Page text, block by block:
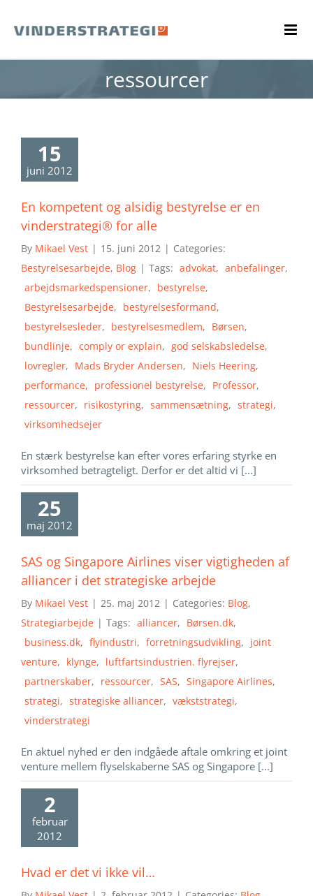
content
ressourcer
15
juni 2012
En kompetent og alsidig bestyrelse er en
vinderstrategi® for alle
By Mikael Vest | 15. juni 2012 | Categories:
Bestyrelsesarbejde, Blog | Tags: advokat, anbefalinger,
arbejdsmarkedspensioner, bestyrelse,
Bestyrelsesarbejde, bestyrelsesformand,
bestyrelsesleder, bestyrelsesmedlem, Børsen,
bundlinje, comply or explain, god selskabsledelse,
lovregler, Mads Bryder Andersen, Niels Heering,
performance, professionel bestyrelse, Professor,
ressourcer, risikostyring, sammensætning, strategi,
virksomhedsejer
En stærk bestyrelse kan efter vores erfaring styrke en
virksomhed betragteligt. Derfor er det altid vi [...]
25
maj 2012
SAS og Singapore Airlines viser vigtigheden af
alliancer i det strategiske arbejde
By Mikael Vest | 25. maj 2012 | Categories: Blog,
Strategiarbejde | Tags: alliancer, Børsen.dk,
business.dk, flyindustri, forretningsudvikling, joint
venture, klynge, luftfartsindustrien. flyrejser,
partnerskaber, ressourcer, SAS, Singapore Airlines,
strategi, strategiske alliancer, vækststrategi,
vinderstrategi
En aktuel nyhed er den indgåede aftale omkring et joint
venture mellem flyselskaberne SAS og Singapore [...]
2
februar
2012
Hvad er det vi ikke vil…